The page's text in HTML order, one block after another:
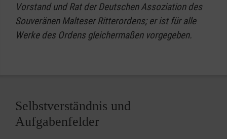
Vorstand und Rat der Deutschen Assoziation des
Souveränen Malteser Ritterordens; er ist für alle
Werke des Ordens gleichermaßen vorgegeben.
Selbstverständnis und
Aufgabenfelder